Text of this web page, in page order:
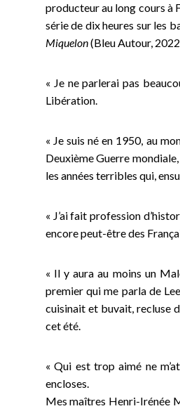
producteur au long cours à
série de dix heures sur les
Miquelon(Bleu Autour,
« Je ne parlerai pas
Libération.
« Je suis né en 1950, au
Deuxième Guerre
les années terribles qui,
« J’ai fait profession
encore peut-être des
« Il y aura au moins un
premier qui me parla de
cuisinait et buvait, recluse
cet été.
« Qui est trop aimé ne
encloses.
Mes maîtres Henri-Irénée